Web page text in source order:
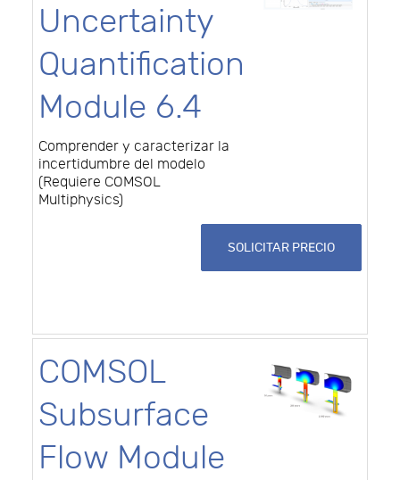
Uncertainty
Quantification
Module 6.4
Comprender y caracterizar la
incertidumbre del modelo
(Requiere COMSOL
Multiphysics)
SOLICITAR PRECIO
COMSOL
Subsurface
Flow Module